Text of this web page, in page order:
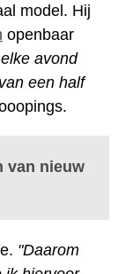
model. Hij
openbaar
avond
een half
van nieuw
"Daarom